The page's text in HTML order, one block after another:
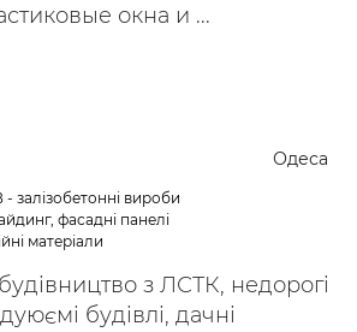
окна и ...
Одеса
залізобетонні вироби
фасадні панелі
матеріали
з ЛСТК, недорогі
будівлі, дачні